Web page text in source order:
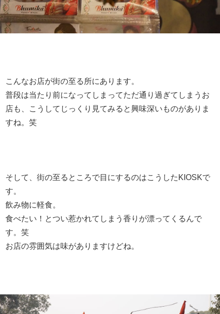
こんなお店が街の至る所にあります。
普段は当たり前になってしまってただ通り過ぎてしまうお
店も、こうしてじっくり見てみると興味深いものがありま
すね。笑
そして、街の至るところで目にするのはこうしたKIOSKで
す。
飲み物に軽食。
食べたい！とつい惹かれてしまう香りが漂ってくるんで
す。笑
お店の雰囲気は味がありますけどね。